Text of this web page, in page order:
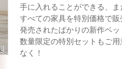
手に入れることができる
すべての家具を特別価格で
発売されたばかりの新作ベ
数量限定の特別セットもご
なく！